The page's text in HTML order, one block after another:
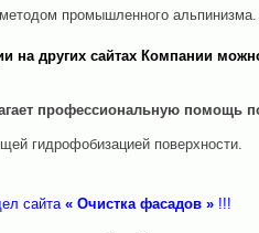
промышленного альпинизма.
на других сайтах Компании
профессиональную помощь
гидрофобизацией поверхности.
сайта « Очистка фасадов » !!!